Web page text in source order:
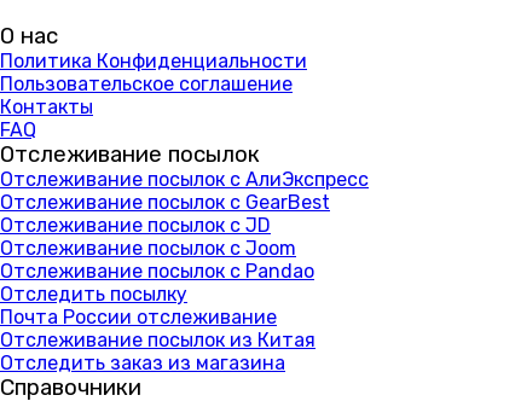
О нас
Политика Конфиденциальности
Пользовательское соглашение
Контакты
FAQ
Отслеживание посылок
Отслеживание посылок с АлиЭкспресс
Отслеживание посылок с GearBest
Отслеживание посылок с JD
Отслеживание посылок с Joom
Отслеживание посылок с Pandao
Отследить посылку
Почта России отслеживание
Отслеживание посылок из Китая
Отследить заказ из магазина
Справочники